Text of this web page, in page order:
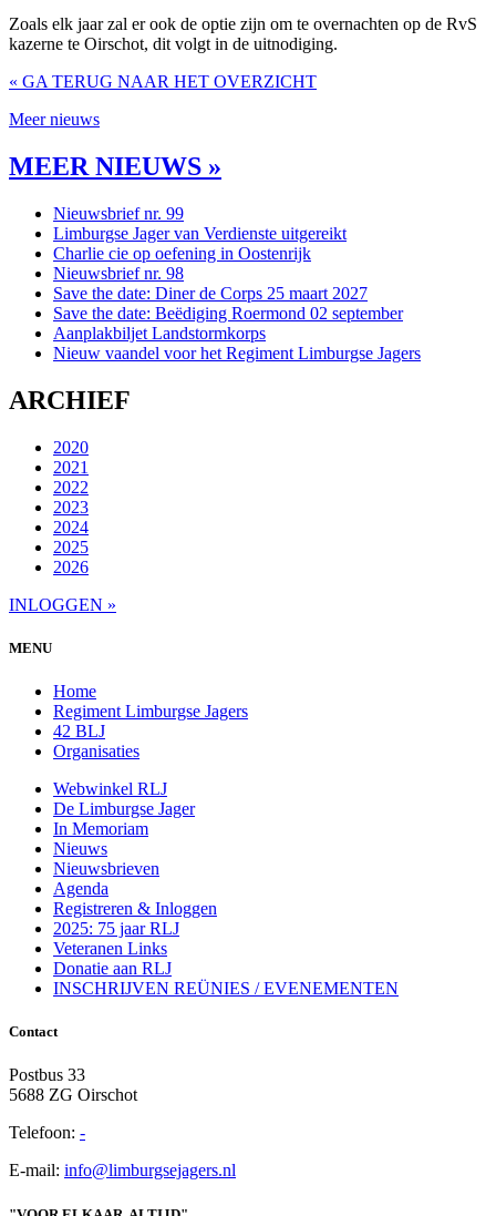
Zoals elk jaar zal er ook de optie zijn om te overnachten op de RvS
kazerne te Oirschot, dit volgt in de uitnodiging.
« GA TERUG NAAR HET OVERZICHT
Meer nieuws
MEER NIEUWS »
Nieuwsbrief nr. 99
Limburgse Jager van Verdienste uitgereikt
Charlie cie op oefening in Oostenrijk
Nieuwsbrief nr. 98
Save the date: Diner de Corps 25 maart 2027
Save the date: Beëdiging Roermond 02 september
Aanplakbiljet Landstormkorps
Nieuw vaandel voor het Regiment Limburgse Jagers
ARCHIEF
2020
2021
2022
2023
2024
2025
2026
INLOGGEN »
MENU
Home
Regiment Limburgse Jagers
42 BLJ
Organisaties
Webwinkel RLJ
De Limburgse Jager
In Memoriam
Nieuws
Nieuwsbrieven
Agenda
Registreren & Inloggen
2025: 75 jaar RLJ
Veteranen Links
Donatie aan RLJ
INSCHRIJVEN REÜNIES / EVENEMENTEN
Contact
Postbus 33
5688 ZG Oirschot
Telefoon: -
E-mail: info@limburgsejagers.nl